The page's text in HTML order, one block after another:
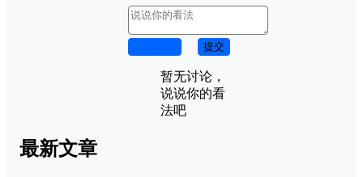
提交
暂无讨论，
说说你的看
法吧
最新文章